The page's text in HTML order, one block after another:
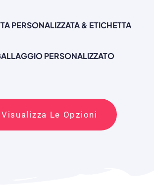
PERSONALIZZATA & ETICHETTA
PERSONALIZZATO
Visualizza Le Opzioni